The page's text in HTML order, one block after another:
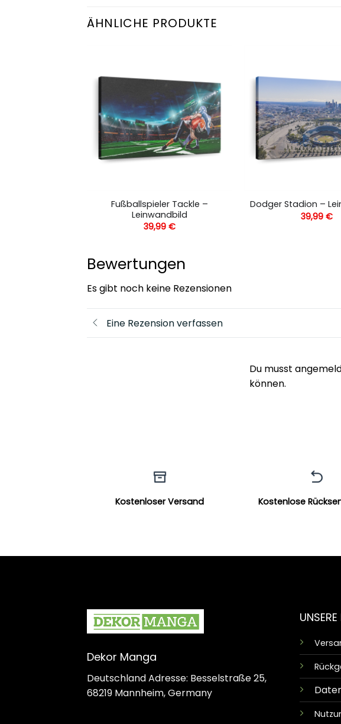
ÄHNLICHE PRODUKTE
Fußballspieler Tackle –
Leinwandbild
39,99€
Dodger Stadion –
39,99€
Bewertungen
Es gibt noch keine Rezensionen
Eine Rezension verfassen
Du musst
können.
Kostenloser Versand Kostenlose
Dekor Manga
Deutschland Adresse: Besselstraße 25,
68219 Mannheim, Germany